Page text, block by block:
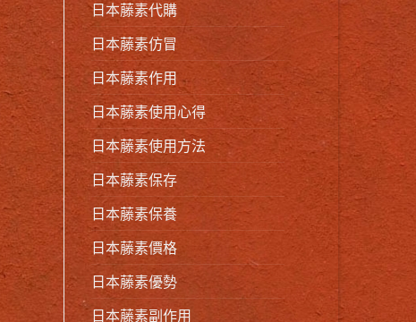
日本藤素代購
日本藤素仿冒
日本藤素作用
日本藤素使用心得
日本藤素使用方法
日本藤素保存
日本藤素保養
日本藤素價格
日本藤素優勢
日本藤素副作用